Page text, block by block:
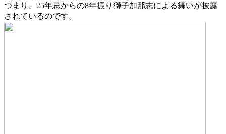
つまり、25年忌からの8年振り獅子加那志による舞いが披露
されているのです。